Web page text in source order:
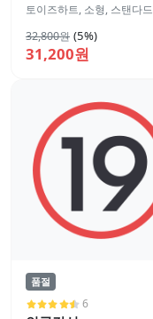
토이즈하트, 소형, 스탠다드
32,800원 (5%)
31,200원
품절
6